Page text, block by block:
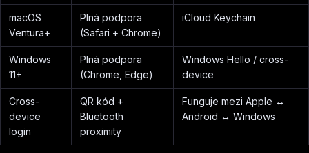
macOS
Ventura+
Plná podpora
(Safari + Chrome)
iCloud Keychain
Windows
11+
Plná podpora
(Chrome, Edge)
Windows Hello / cross-
device
Cross-
device
login
QR kód +
Bluetooth
proximity
Funguje mezi Apple ↔
Android ↔ Windows